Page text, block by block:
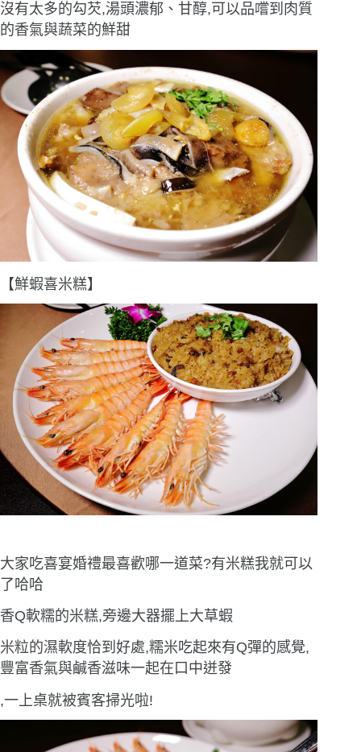
沒有太多的勾芡,湯頭濃郁、甘醇,可以品嚐到肉質
的香氣與蔬菜的鮮甜
【鮮蝦喜米糕】
大家吃喜宴婚禮最喜歡哪一道菜?有米糕我就可以
了哈哈
香Q軟糯的米糕,旁邊大器擺上大草蝦
米粒的濕軟度恰到好處,糯米吃起來有Q彈的感覺,
豐富香氣與鹹香滋味一起在口中迸發
,一上桌就被賓客掃光啦!